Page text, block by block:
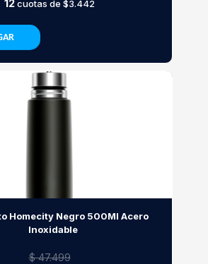
12cuotas de $3.442
Homecity Negro 500Ml Acero
Inoxidable
$ 47.499